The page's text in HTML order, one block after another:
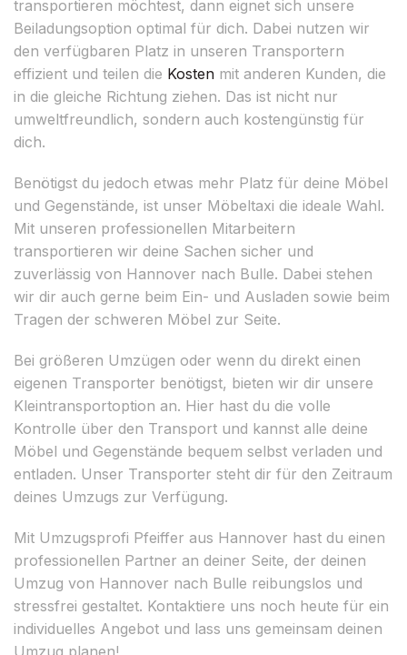
transportieren möchtest, dann eignet sich unsere
Beiladungsoption optimal für dich. Dabei nutzen wir
den verfügbaren Platz in unseren Transportern
effizient und teilen die Kosten mit anderen Kunden, die
in die gleiche Richtung ziehen. Das ist nicht nur
umweltfreundlich, sondern auch kostengünstig für
dich.
Benötigst du jedoch etwas mehr Platz für deine Möbel
und Gegenstände, ist unser Möbeltaxi die ideale Wahl.
Mit unseren professionellen Mitarbeitern
transportieren wir deine Sachen sicher und
zuverlässig von Hannover nach Bulle. Dabei stehen
wir dir auch gerne beim Ein- und Ausladen sowie beim
Tragen der schweren Möbel zur Seite.
Bei größeren Umzügen oder wenn du direkt einen
eigenen Transporter benötigst, bieten wir dir unsere
Kleintransportoption an. Hier hast du die volle
Kontrolle über den Transport und kannst alle deine
Möbel und Gegenstände bequem selbst verladen und
entladen. Unser Transporter steht dir für den Zeitraum
deines Umzugs zur Verfügung.
Mit Umzugsprofi Pfeiffer aus Hannover hast du einen
professionellen Partner an deiner Seite, der deinen
Umzug von Hannover nach Bulle reibungslos und
stressfrei gestaltet. Kontaktiere uns noch heute für ein
individuelles Angebot und lass uns gemeinsam deinen
Umzug planen!